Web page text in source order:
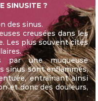
SINUSITE ?
des sinus.
creusées dans les
Les plus souvent cités
par une muqueuse
sinus sont enflammés,
entraînant ainsi
et donc des douleurs,